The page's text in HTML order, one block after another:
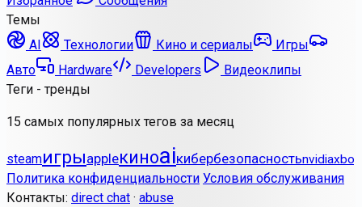
Темы
AI
Технологии Кино и сериалы
Игры
Авто
Hardware Developers
Видеоклипы
Теги - тренды
15 самых популярных тегов за месяц
steamигрыappleкиноaiкибербезопасностьnvidiaxbox
Политика конфиденциальности Условия обслуживания
Контакты: direct chat · abuse